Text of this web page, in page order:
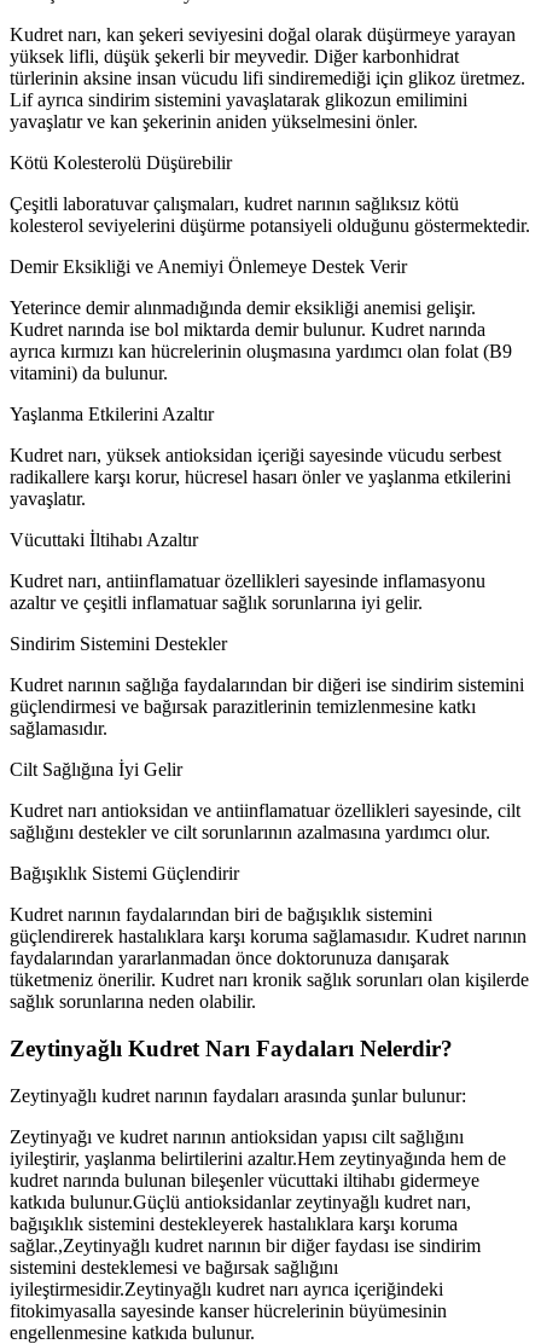
Kudret narı, kan şekeri seviyesini doğal olarak düşürmeye yarayan
yüksek lifli, düşük şekerli bir meyvedir. Diğer karbonhidrat
türlerinin aksine insan vücudu lifi sindiremediği için glikoz üretmez.
Lif ayrıca sindirim sistemini yavaşlatarak glikozun emilimini
yavaşlatır ve kan şekerinin aniden yükselmesini önler.
Kötü Kolesterolü Düşürebilir
Çeşitli laboratuvar çalışmaları, kudret narının sağlıksız kötü
kolesterol seviyelerini düşürme potansiyeli olduğunu göstermektedir.
Demir Eksikliği ve Anemiyi Önlemeye Destek Verir
Yeterince demir alınmadığında demir eksikliği anemisi gelişir.
Kudret narında ise bol miktarda demir bulunur. Kudret narında
ayrıca kırmızı kan hücrelerinin oluşmasına yardımcı olan folat (B9
vitamini) da bulunur.
Yaşlanma Etkilerini Azaltır
Kudret narı, yüksek antioksidan içeriği sayesinde vücudu serbest
radikallere karşı korur, hücresel hasarı önler ve yaşlanma etkilerini
yavaşlatır.
Vücuttaki İltihabı Azaltır
Kudret narı, antiinflamatuar özellikleri sayesinde inflamasyonu
azaltır ve çeşitli inflamatuar sağlık sorunlarına iyi gelir.
Sindirim Sistemini Destekler
Kudret narının sağlığa faydalarından bir diğeri ise sindirim sistemini
güçlendirmesi ve bağırsak parazitlerinin temizlenmesine katkı
sağlamasıdır.
Cilt Sağlığına İyi Gelir
Kudret narı antioksidan ve antiinflamatuar özellikleri sayesinde, cilt
sağlığını destekler ve cilt sorunlarının azalmasına yardımcı olur.
Bağışıklık Sistemi Güçlendirir
Kudret narının faydalarından biri de bağışıklık sistemini
güçlendirerek hastalıklara karşı koruma sağlamasıdır. Kudret narının
faydalarından yararlanmadan önce doktorunuza danışarak
tüketmeniz önerilir. Kudret narı kronik sağlık sorunları olan kişilerde
sağlık sorunlarına neden olabilir.
Zeytinyağlı Kudret Narı Faydaları Nelerdir?
Zeytinyağlı kudret narının faydaları arasında şunlar bulunur:
Zeytinyağı ve kudret narının antioksidan yapısı cilt sağlığını
iyileştirir, yaşlanma belirtilerini azaltır.Hem zeytinyağında hem de
kudret narında bulunan bileşenler vücuttaki iltihabı gidermeye
katkıda bulunur.Güçlü antioksidanlar zeytinyağlı kudret narı,
bağışıklık sistemini destekleyerek hastalıklara karşı koruma
sağlar.,Zeytinyağlı kudret narının bir diğer faydası ise sindirim
sistemini desteklemesi ve bağırsak sağlığını
iyileştirmesidir.Zeytinyağlı kudret narı ayrıca içeriğindeki
fitokimyasalla sayesinde kanser hücrelerinin büyümesinin
engellenmesine katkıda bulunur.